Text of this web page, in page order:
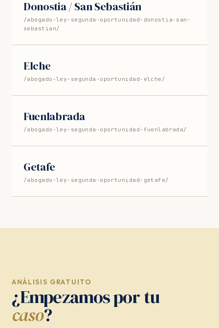
Donostia / San Sebastián
/abogado-ley-segunda-oportunidad-donostia-san-
sebastian/
Elche
/abogado-ley-segunda-oportunidad-elche/
Fuenlabrada
/abogado-ley-segunda-oportunidad-fuenlabrada/
Getafe
/abogado-ley-segunda-oportunidad-getafe/
ANÁLISIS GRATUITO
¿Empezamos por tu
caso?